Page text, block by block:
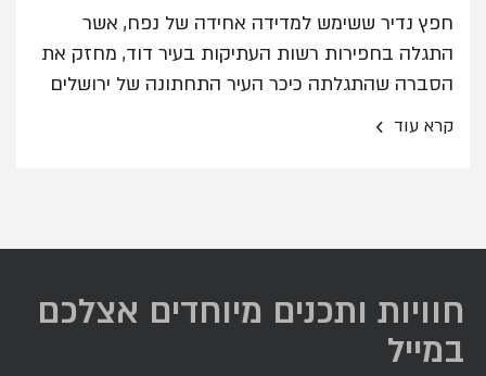
חפץ נדיר ששימש למדידה אחידה של נפח, אשר
התגלה בחפירות רשות העתיקות בעיר דוד, מחזק את
הסברה שהתגלתה כיכר העיר התחתונה של ירושלים
קרא עוד ›
חוויות ותכנים מיוחדים אצלכם
במייל